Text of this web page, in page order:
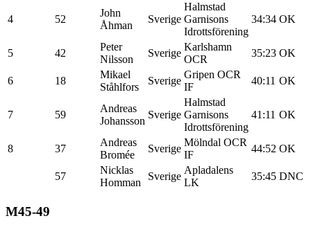
4 52
John
Åhman
Sverige
Halmstad
Garnisons
Idrottsförening
34:34 OK
5 42
Peter
Nilsson
Sverige
Karlshamn
OCR
35:23 OK
6 18
Mikael
Ståhlfors
Sverige
Gripen OCR
IF
40:11 OK
7 59
Andreas
Johansson
Sverige
Halmstad
Garnisons
Idrottsförening
41:11 OK
8 37
Andreas
Bromée
Sverige
Mölndal OCR
IF
44:52 OK
57
Nicklas
Homman
Sverige
Apladalens
LK
35:45 DNC
M45-49